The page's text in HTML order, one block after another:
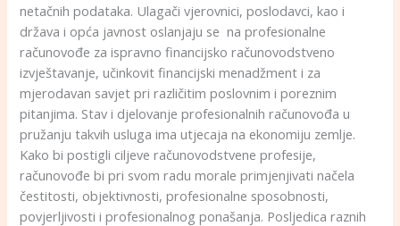
netačnih podataka. Ulagači vjerovnici, poslodavci, kao i
država i opća javnost oslanjaju se na profesionalne
računovođe za ispravno financijsko računovodstveno
izvještavanje, učinkovit financijski menadžment i za
mjerodavan savjet pri različitim poslovnim i poreznim
pitanjima. Stav i djelovanje profesionalnih računovođa u
pružanju takvih usluga ima utjecaja na ekonomiju zemlje.
Kako bi postigli ciljeve računovodstvene profesije,
računovođe bi pri svom radu morale primjenjivati načela
čestitosti, objektivnosti, profesionalne sposobnosti,
povjerljivosti i profesionalnog ponašanja. Posljedica raznih